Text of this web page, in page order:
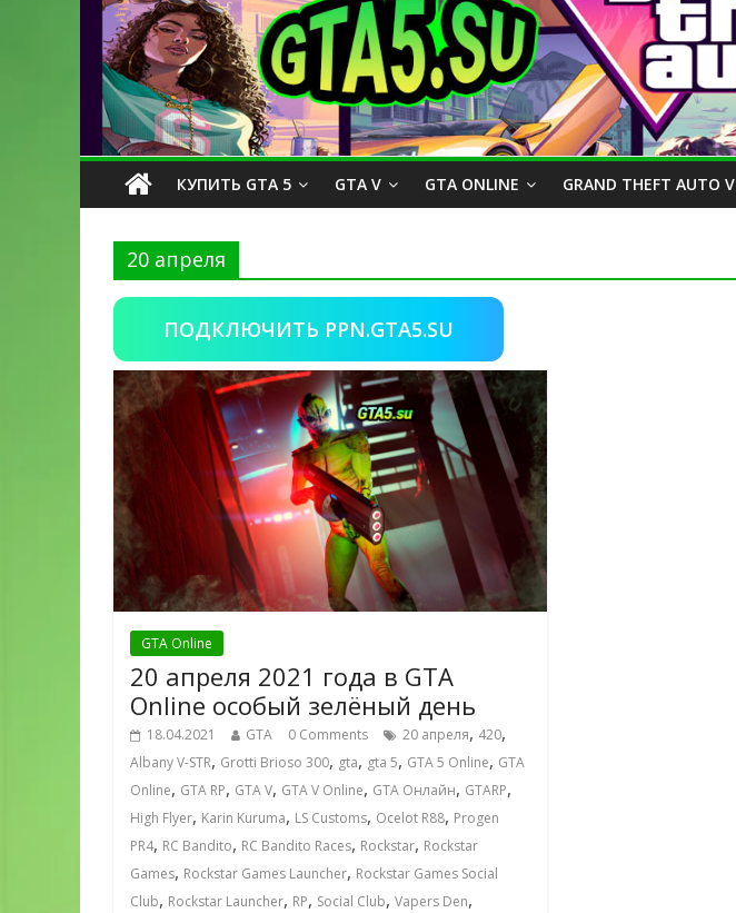
КУПИТЬ GTA 5 GTA V GTA ONLINE GRAND THEFT AUTO V
20 апреля
ПОДКЛЮЧИТЬ PPN.GTA5.SU
GTA Online
20 апреля 2021 года в GTA
Online особый зелёный день
18.04.2021 GTA 0 Comments 20 апреля, 420,
Albany V-STR, Grotti Brioso 300, gta, gta 5, GTA 5 Online, GTA
Online, GTA RP, GTA V, GTA V Online, GTA Онлайн, GTARP,
High Flyer, Karin Kuruma, LS Customs, Ocelot R88, Progen
PR4, RC Bandito, RC Bandito Races, Rockstar, Rockstar
Games, Rockstar Games Launcher, Rockstar Games Social
Club, Rockstar Launcher, RP, Social Club, Vapers Den,